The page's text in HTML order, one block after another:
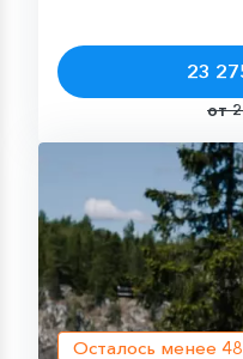
23
от
Осталось менее 48